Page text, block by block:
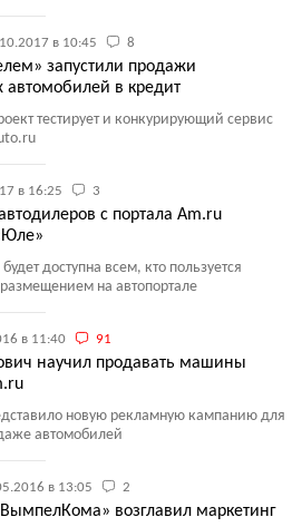
в 10:45 8
запустили продажи
в кредит
тестирует и конкурирующий сервис
в 16:25 3
с портала Am.ru
доступна всем, кто пользуется
на автопортале
в 11:40 91
научил продавать машины
новую рекламную кампанию для
автомобилей
в 13:05 2
возглавил маркетинг